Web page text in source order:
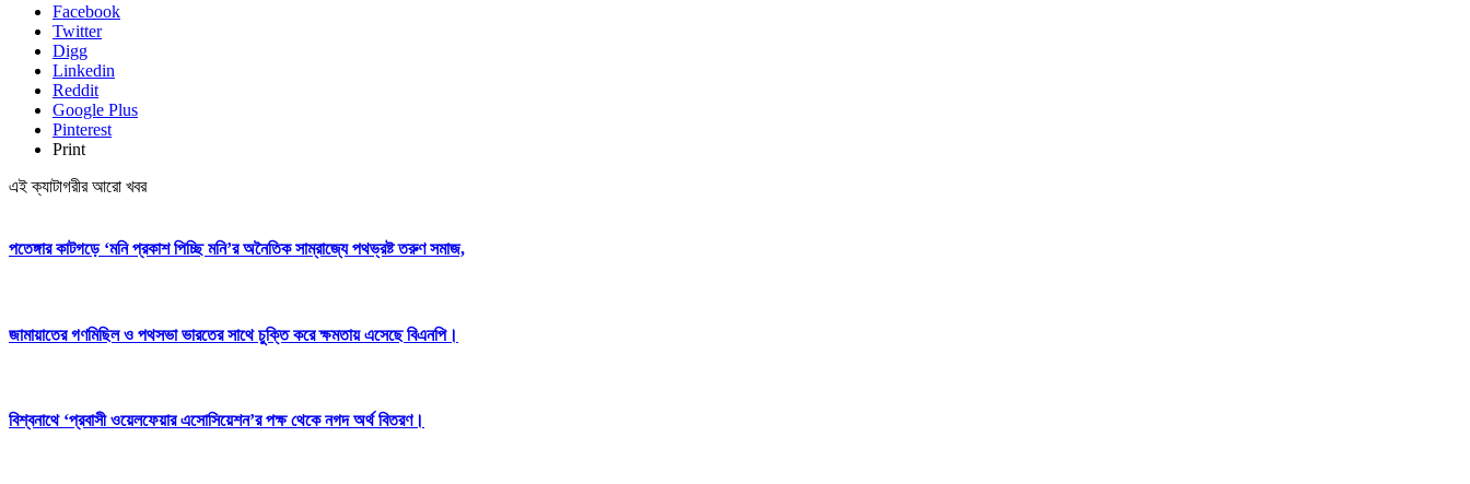
Facebook
Twitter
Digg
Linkedin
Reddit
Google Plus
Pinterest
Print
এই ক্যাটাগরীর আরো খবর
পতেঙ্গার কাটগড়ে ‘মনি প্রকাশ পিচ্ছি মনি’র অনৈতিক সাম্রাজ্যে পথভ্রষ্ট তরুণ সমাজ,
জামায়াতের গণমিছিল ও পথসভা ভারতের সাথে চুক্তি করে ক্ষমতায় এসেছে বিএনপি।
বিশ্বনাথে ‘প্রবাসী ওয়েলফেয়ার এসোসিয়েশন’র পক্ষ থেকে নগদ অর্থ বিতরণ।